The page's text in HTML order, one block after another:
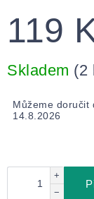
119
cena:
Skladem (2
Můžeme doručit
14.8.2026
+
−